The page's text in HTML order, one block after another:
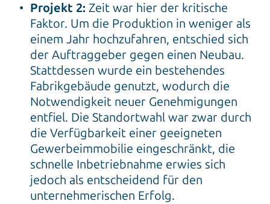
Projekt 2: Zeit war hier der kritische
Faktor. Um die Produktion in weniger als
einem Jahr hochzufahren, entschied sich
der Auftraggeber gegen einen Neubau.
Stattdessen wurde ein bestehendes
Fabrikgebäude genutzt, wodurch die
Notwendigkeit neuer Genehmigungen
entfiel. Die Standortwahl war zwar durch
die Verfügbarkeit einer geeigneten
Gewerbeimmobilie eingeschränkt, die
schnelle Inbetriebnahme erwies sich
jedoch als entscheidend für den
unternehmerischen Erfolg.